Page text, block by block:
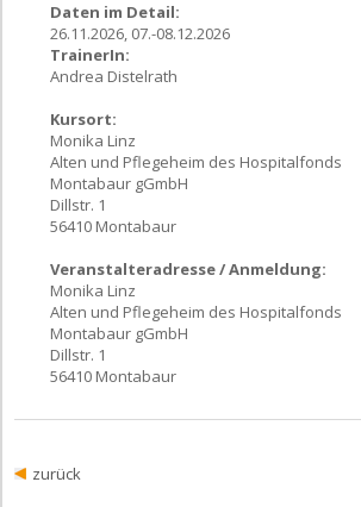
Daten im Detail:
26.11.2026, 07.-08.12.2026
TrainerIn:
Andrea Distelrath
Kursort:
Monika Linz
Alten und Pflegeheim des Hospitalfonds
Montabaur gGmbH
Dillstr. 1
56410 Montabaur
Veranstalteradresse / Anmeldung:
Monika Linz
Alten und Pflegeheim des Hospitalfonds
Montabaur gGmbH
Dillstr. 1
56410 Montabaur
zurück